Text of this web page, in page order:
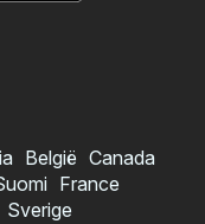
België Canada
France
Sverige